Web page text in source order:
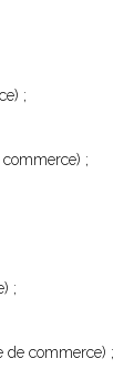
;
;
;
de commerce) ;